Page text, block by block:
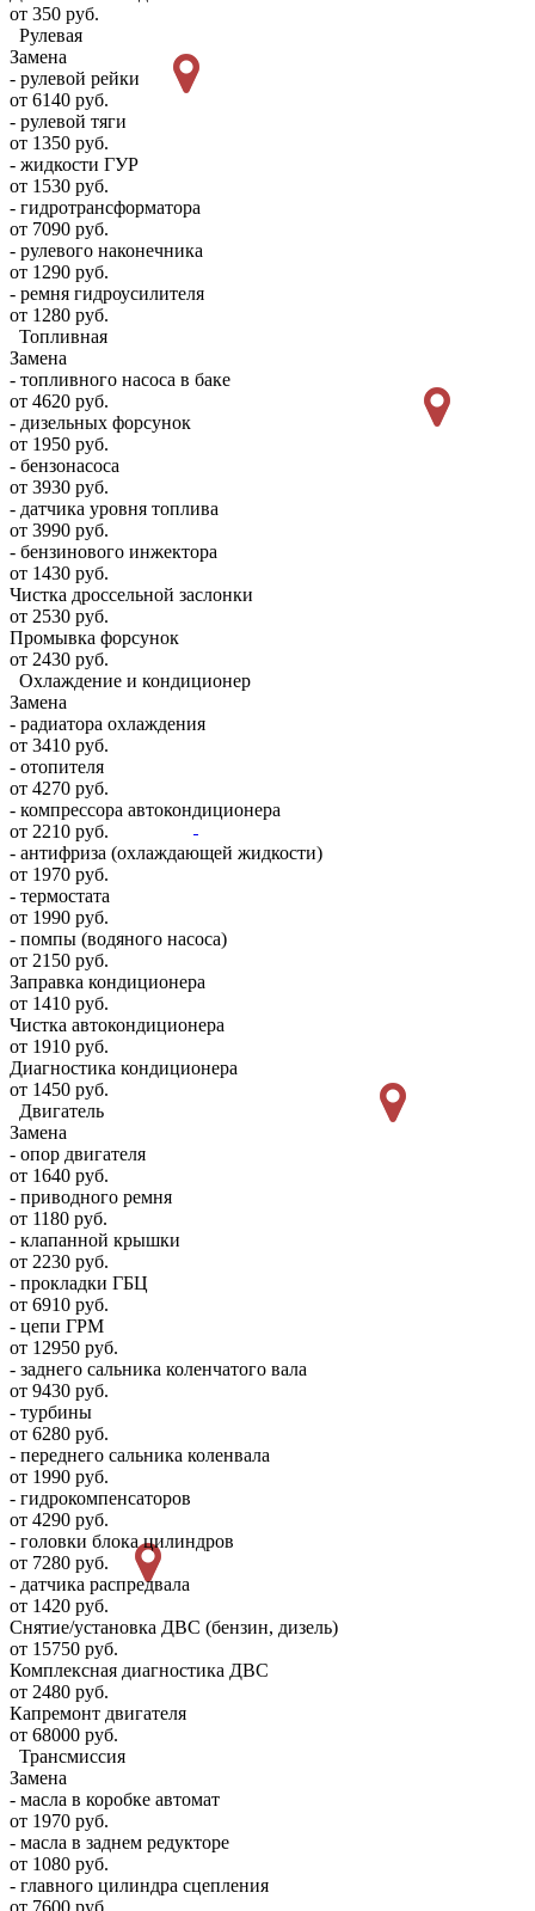
от 350 руб.
Рулевая
Замена
- рулевой рейки
от 6140 руб.
- рулевой тяги
от 1350 руб.
- жидкости ГУР
от 1530 руб.
- гидротрансформатора
от 7090 руб.
- рулевого наконечника
от 1290 руб.
- ремня гидроусилителя
от 1280 руб.
Топливная
Замена
- топливного насоса в баке
от 4620 руб.
- дизельных форсунок
от 1950 руб.
- бензонасоса
от 3930 руб.
- датчика уровня топлива
от 3990 руб.
- бензинового инжектора
от 1430 руб.
Чистка дроссельной заслонки
от 2530 руб.
Промывка форсунок
от 2430 руб.
Охлаждение и кондиционер
Замена
- радиатора охлаждения
от 3410 руб.
- отопителя
от 4270 руб.
- компрессора автокондиционера
от 2210 руб.
- антифриза (охлаждающей жидкости)
от 1970 руб.
- термостата
от 1990 руб.
- помпы (водяного насоса)
от 2150 руб.
Заправка кондиционера
от 1410 руб.
Чистка автокондиционера
от 1910 руб.
Диагностика кондиционера
от 1450 руб.
Двигатель
Замена
- опор двигателя
от 1640 руб.
- приводного ремня
от 1180 руб.
- клапанной крышки
от 2230 руб.
- прокладки ГБЦ
от 6910 руб.
- цепи ГРМ
от 12950 руб.
- заднего сальника коленчатого вала
от 9430 руб.
- турбины
от 6280 руб.
- переднего сальника коленвала
от 1990 руб.
- гидрокомпенсаторов
от 4290 руб.
- головки блока цилиндров
от 7280 руб.
- датчика распредвала
от 1420 руб.
Снятие/установка ДВС (бензин, дизель)
от 15750 руб.
Комплексная диагностика ДВС
от 2480 руб.
Капремонт двигателя
от 68000 руб.
Трансмиссия
Замена
- масла в коробке автомат
от 1970 руб.
- масла в заднем редукторе
от 1080 руб.
- главного цилиндра сцепления
от 7600 руб.